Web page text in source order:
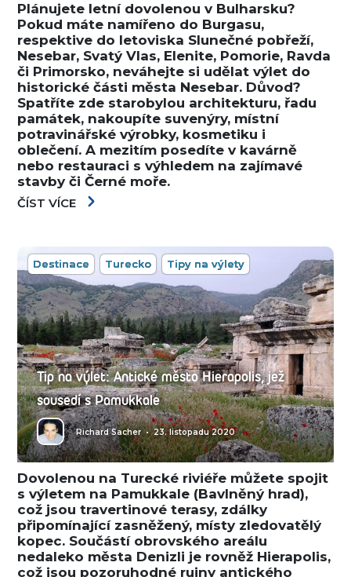
Plánujete letní dovolenou v Bulharsku?
Pokud máte namířeno do Burgasu,
respektive do letoviska Slunečné pobřeží,
Nesebar, Svatý Vlas, Elenite, Pomorie, Ravda
či Primorsko, neváhejte si udělat výlet do
historické části města Nesebar. Důvod?
Spatříte zde starobylou architekturu, řadu
památek, nakoupíte suvenýry, místní
potravinářské výrobky, kosmetiku i
oblečení. A mezitím posedíte v kavárně
nebo restauraci s výhledem na zajímavé
stavby či Černé moře.
ČÍST VÍCE
Destinace Turecko Tipy na výlety
Tip na výlet: Antické město Hierapolis, jež
sousedí s Pamukkale
Richard Sacher •23. listopadu 2020
Dovolenou na Turecké riviéře můžete spojit
s výletem na Pamukkale (Bavlněný hrad),
což jsou travertinové terasy, zdálky
připomínající zasněžený, místy zledovatělý
kopec. Součástí obrovského areálu
nedaleko města Denizli je rovněž Hierapolis,
což jsou pozoruhodné ruiny antického